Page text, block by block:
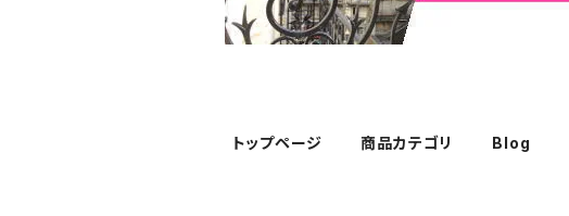
トップページ 商品カテゴリ Blog